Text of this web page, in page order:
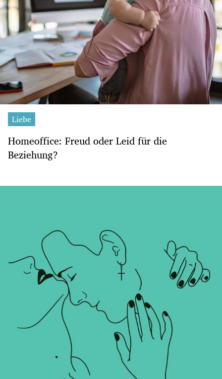
Liebe
Homeoffice: Freud oder Leid für die
Beziehung?